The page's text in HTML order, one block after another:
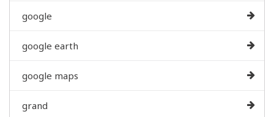
google
google earth
google maps
grand